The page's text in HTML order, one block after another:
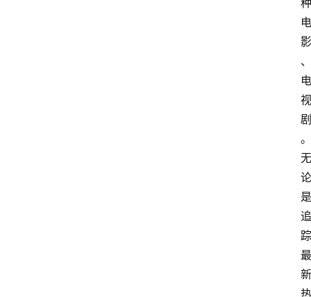
种
电
影
、
电
视
剧
。
无
论
是
追
踪
最
新
热